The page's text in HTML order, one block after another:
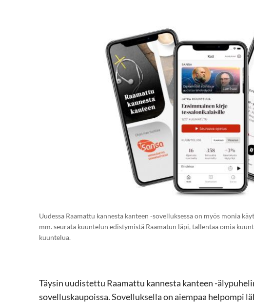
Uudessa Raamattu kannesta kanteen -sovelluksessa on myös monia
mm. seurata kuuntelun edistymistä Raamatun läpi, tallentaa omia
kuuntelua.
Täysin uudistettu Raamattu kannesta kanteen -
sovelluskaupoissa. Sovelluksella on aiempaa helpompi